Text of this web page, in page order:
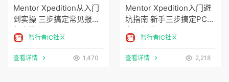
Mentor Xpedition从入门
到实操 三步搞定常见报错
与参数设置
智行者IC社区
查看详情 1,470
Mentor Xpedition入门避
坑指南 新手三步搞定PCB
布局布线
智行者IC社区
查看详情 2,218